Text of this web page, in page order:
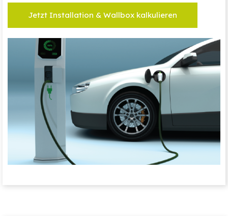
Jetzt Installation & Wallbox kalkulieren